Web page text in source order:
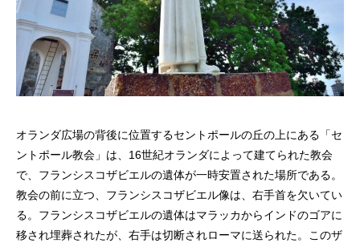
オランダ広場の背後に位置するセントポールの丘の上にある「セ
ントポール教会」は、16世紀オランダによって建てられた教会
で、フランシスコザビエルの遺体が一時安置された場所である。
教会の前に立つ、フランシスコザビエル像は、右手首を欠いてい
る。フランシスコザビエルの遺体はマラッカからインドのゴアに
移され埋葬されたが、右手は切断されローマに送られた。このザ